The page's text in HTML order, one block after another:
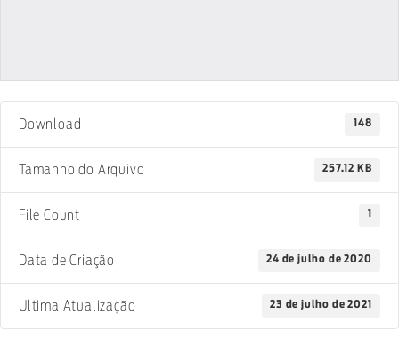
Download 148
Tamanho do Arquivo 257.12 KB
File Count 1
Data de Criação 24 de julho de 2020
Ultima Atualização 23 de julho de 2021